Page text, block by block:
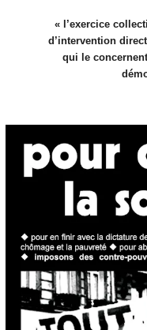
« l’exercice
d’intervention
qui le